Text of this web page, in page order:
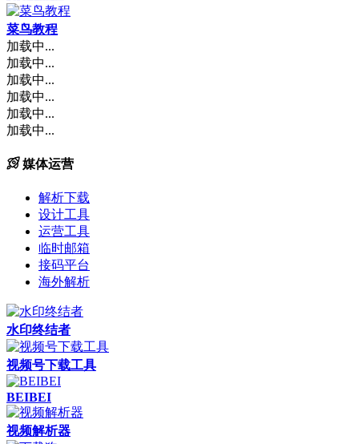
菜鸟教程
加载中...
加载中...
加载中...
加载中...
加载中...
加载中...
媒体运营
解析下载
设计工具
运营工具
临时邮箱
接码平台
海外解析
水印终结者
视频号下载工具
BEIBEI
视频解析器